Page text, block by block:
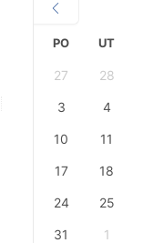
PO UT
27 28
3 4
10 11
17 18
24 25
31 1